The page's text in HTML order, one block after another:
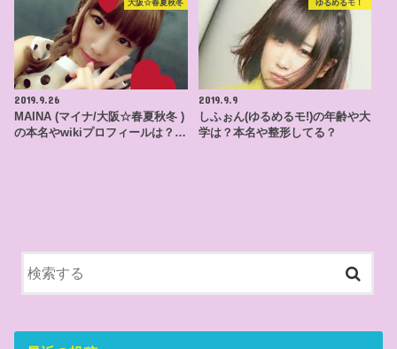
大阪☆春夏秋冬
2019.9.26
MAINA (マイナ/大阪☆春夏秋冬 )
の本名やwikiプロフィールは？…
ゆるめるモ！
2019.9.9
しふぉん(ゆるめるモ!)の年齢や大
学は？本名や整形してる？